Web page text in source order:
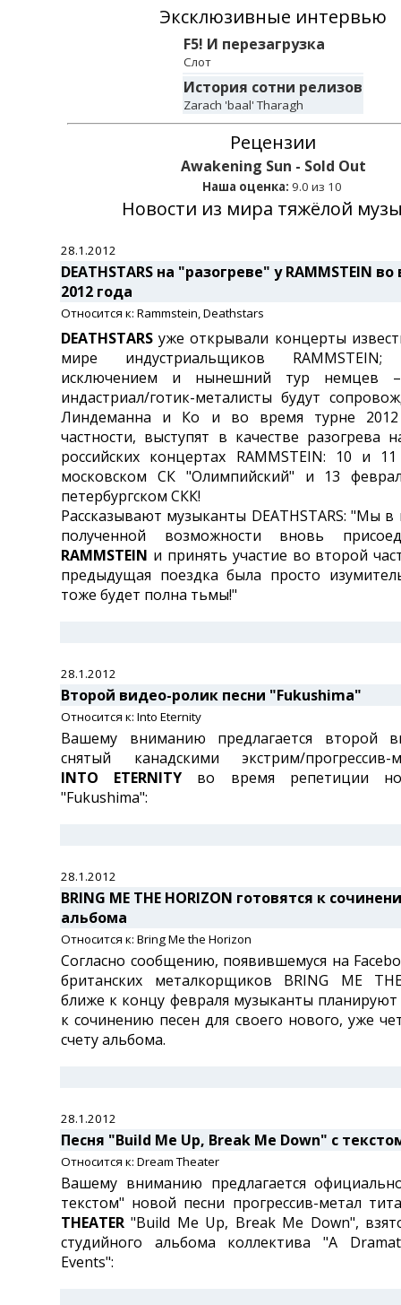
Эксклюзивные интервью
F5! И перезагрузка
Слот
История сотни релизов
Zarach 'baal' Tharagh
Рецензии
Awakening Sun - Sold Out
Наша оценка: 9.0 из 10
Новости из мира тяжёлой
28.1.2012
DEATHSTARS на "разогреве" у RAMMSTEIN
2012 года
Относится к: Rammstein, Deathstars
DEATHSTARS уже открывали концерты
мире индустриальщиков
исключением и нынешний тур немцев
индастриал/готик-металисты будут
Линдеманна и Ко и во время турне
частности, выступят в качестве разогрева
российских концертах RAMMSTEIN: 10 и
московском СК "Олимпийский" и 13
петербургском СКК!
Рассказывают музыканты DEATHSTARS: "Мы в
полученной возможности вновь
RAMMSTEIN и принять участие во второй
предыдущая поездка была просто
тоже будет полна тьмы!"
28.1.2012
Второй видео-ролик песни "Fukushima"
Относится к: Into Eternity
Вашему вниманию предлагается второй
снятый канадскими экстрим/прогрессив-
INTO ETERNITY во время репетиции
"Fukushima":
28.1.2012
BRING ME THE HORIZON готовятся к
альбома
Относится к: Bring Me the Horizon
Согласно сообщению, появившемуся на
британских металкорщиков BRING ME
ближе к концу февраля музыканты планируют
к сочинению песен для своего нового, уже
счету альбома.
28.1.2012
Песня "Build Me Up, Break Me Down" с
Относится к: Dream Theater
Вашему вниманию предлагается
текстом" новой песни прогрессив-метал
THEATER "Build Me Up, Break Me Down",
студийного альбома коллектива "A
Events":